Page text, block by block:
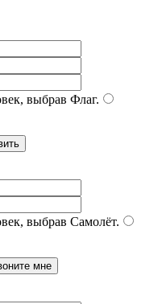
выбрав Флаг.
выбрав Самолёт.